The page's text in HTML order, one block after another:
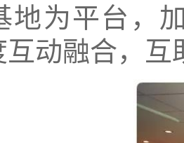
地为平台，
互动融合，互